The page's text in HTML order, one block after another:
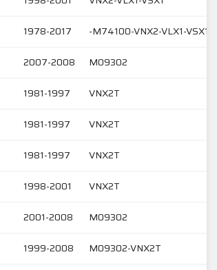
1978-2017 -M74100-VNX2-VLX1-
2007-2008 M09302
1981-1997 VNX2T
1981-1997 VNX2T
1981-1997 VNX2T
1998-2001 VNX2T
2001-2008 M09302
1999-2008 M09302-VNX2T